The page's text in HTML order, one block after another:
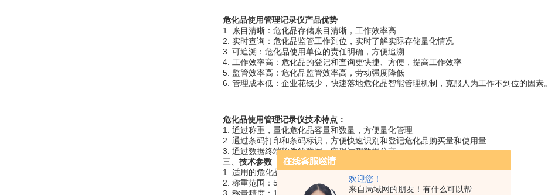
欢迎您！
来自局域网的朋友！有什么可以帮
危化品使用管理记录仪产品优势
1. 账目清晰：危化品存储账目清晰，工作效率高
2. 实时查询：危化品监管工作到位，实时了解实际存储量化情况
3. 可追溯：危化品使用单位的责任明确，方便追溯
4. 工作效率高：危化品的登记和查询更快捷、方便，提高工作效率
5. 监管效率高：危化品监管效率高，劳动强度降低
6. 管理成本低：企业花钱少，快速落地危化品智能管理机制，克服人为工作不到位的因素。
危化品使用管理记录仪技术特点：
1. 通过称重，量化危化品容量和数量，方便量化管理
2. 通过条码打印和条码标识，方便快速识别和登记危化品购买量和使用量
3. 通过数据终端软件的联网，实现远程数据分享
三、 技术参数
1. 适用的危化品种类：强酸；强碱；有机物；固态化学品；液态化学品等。
2. 称重范围：5g-20kg。